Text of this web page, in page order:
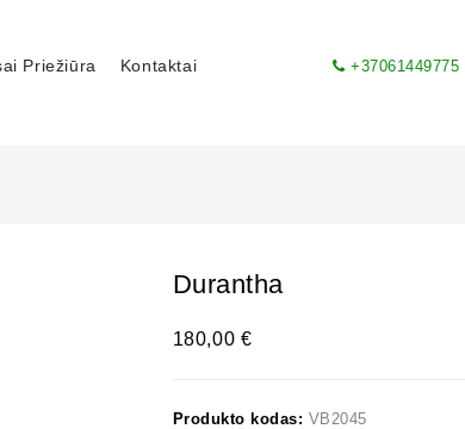
Priežiūra Kontaktai +37061449775
Durantha
180,00 €
Produkto kodas: VB2045